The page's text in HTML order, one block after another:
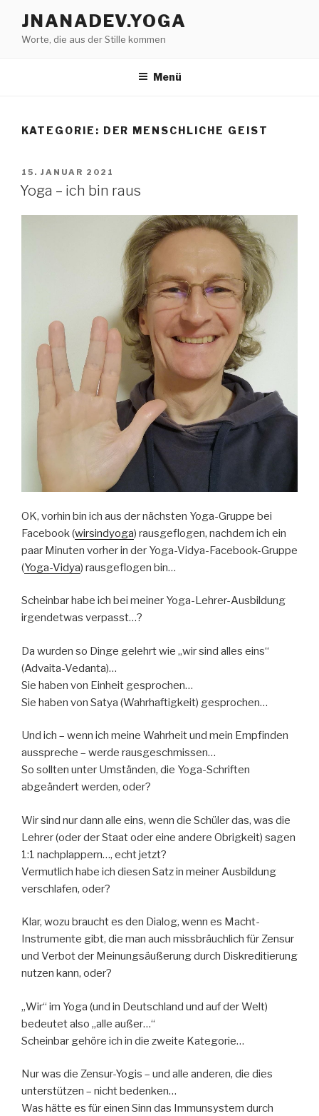
Inhalt
springen
JNANADEV.YOGA
Worte, die aus der Stille kommen
Menü
KATEGORIE: DER MENSCHLICHE GEIST
VERÖFFENTLICHT
AM
15. JANUAR 2021
Yoga – ich bin raus
OK, vorhin bin ich aus der nächsten Yoga-Gruppe bei
Facebook (wirsindyoga) rausgeflogen, nachdem ich ein
paar Minuten vorher in der Yoga-Vidya-Facebook-Gruppe
(Yoga-Vidya) rausgeflogen bin…
Scheinbar habe ich bei meiner Yoga-Lehrer-Ausbildung
irgendetwas verpasst…?
Da wurden so Dinge gelehrt wie „wir sind alles eins“
(Advaita-Vedanta)…
Sie haben von Einheit gesprochen…
Sie haben von Satya (Wahrhaftigkeit) gesprochen…
Und ich – wenn ich meine Wahrheit und mein Empfinden
ausspreche – werde rausgeschmissen…
So sollten unter Umständen, die Yoga-Schriften
abgeändert werden, oder?
Wir sind nur dann alle eins, wenn die Schüler das, was die
Lehrer (oder der Staat oder eine andere Obrigkeit) sagen
1:1 nachplappern…, echt jetzt?
Vermutlich habe ich diesen Satz in meiner Ausbildung
verschlafen, oder?
Klar, wozu braucht es den Dialog, wenn es Macht-
Instrumente gibt, die man auch missbräuchlich für Zensur
und Verbot der Meinungsäußerung durch Diskreditierung
nutzen kann, oder?
„Wir“ im Yoga (und in Deutschland und auf der Welt)
bedeutet also „alle außer…“
Scheinbar gehöre ich in die zweite Kategorie…
Nur was die Zensur-Yogis – und alle anderen, die dies
unterstützen – nicht bedenken…
Was hätte es für einen Sinn das Immunsystem durch